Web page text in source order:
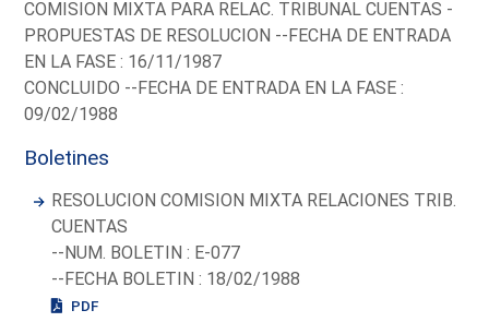
COMISION MIXTA PARA RELAC. TRIBUNAL CUENTAS -
PROPUESTAS DE RESOLUCION --FECHA DE ENTRADA
EN LA FASE : 16/11/1987
CONCLUIDO --FECHA DE ENTRADA EN LA FASE :
09/02/1988
Boletines
RESOLUCION COMISION MIXTA RELACIONES TRIB.
CUENTAS
--NUM. BOLETIN : E-077
--FECHA BOLETIN : 18/02/1988
PDF